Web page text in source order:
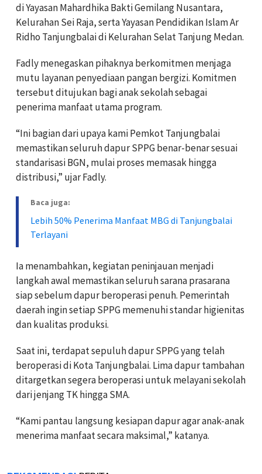
di Yayasan Mahardhika Bakti Gemilang Nusantara,
Kelurahan Sei Raja, serta Yayasan Pendidikan Islam Ar
Ridho Tanjungbalai di Kelurahan Selat Tanjung Medan.
Fadly menegaskan pihaknya berkomitmen menjaga
mutu layanan penyediaan pangan bergizi. Komitmen
tersebut ditujukan bagi anak sekolah sebagai
penerima manfaat utama program.
“Ini bagian dari upaya kami Pemkot Tanjungbalai
memastikan seluruh dapur SPPG benar-benar sesuai
standarisasi BGN, mulai proses memasak hingga
distribusi,” ujar Fadly.
Baca juga:
Lebih 50% Penerima Manfaat MBG di Tanjungbalai
Terlayani
Ia menambahkan, kegiatan peninjauan menjadi
langkah awal memastikan seluruh sarana prasarana
siap sebelum dapur beroperasi penuh. Pemerintah
daerah ingin setiap SPPG memenuhi standar higienitas
dan kualitas produksi.
Saat ini, terdapat sepuluh dapur SPPG yang telah
beroperasi di Kota Tanjungbalai. Lima dapur tambahan
ditargetkan segera beroperasi untuk melayani sekolah
dari jenjang TK hingga SMA.
“Kami pantau langsung kesiapan dapur agar anak-anak
menerima manfaat secara maksimal,” katanya.